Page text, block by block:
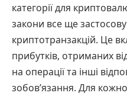
категорії для
закони все ще
криптотранзакцій. Це
прибутків, отриманих
на операції та інші
зобов’язання. Для